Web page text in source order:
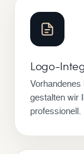
Logo-
Vorhandenes
gestalten wir
professionell.